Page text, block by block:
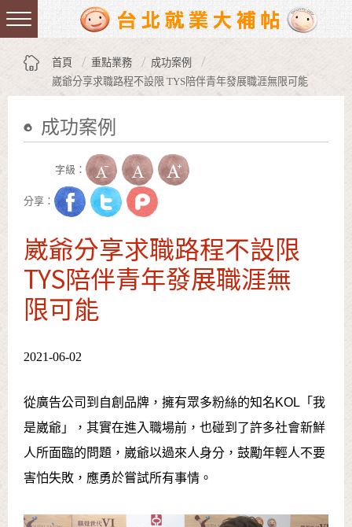
跳到主要內容區塊
:::
首頁 重點業務
成功案例
崴爺分享求職路程不設限 TYS陪伴青年發展職涯無限可能
成功案例
字級：
分享：
崴爺分享求職路程不設限
TYS陪伴青年發展職涯無
限可能
2021-06-02
從廣告公司到自創品牌，擁有眾多粉絲的知名KOL「我
是崴爺」，其實在進入職場前，也碰到了許多社會新鮮
人所面臨的問題，崴爺以過來人身分，鼓勵年輕人不要
害怕失敗，應勇於嘗試所有事情。